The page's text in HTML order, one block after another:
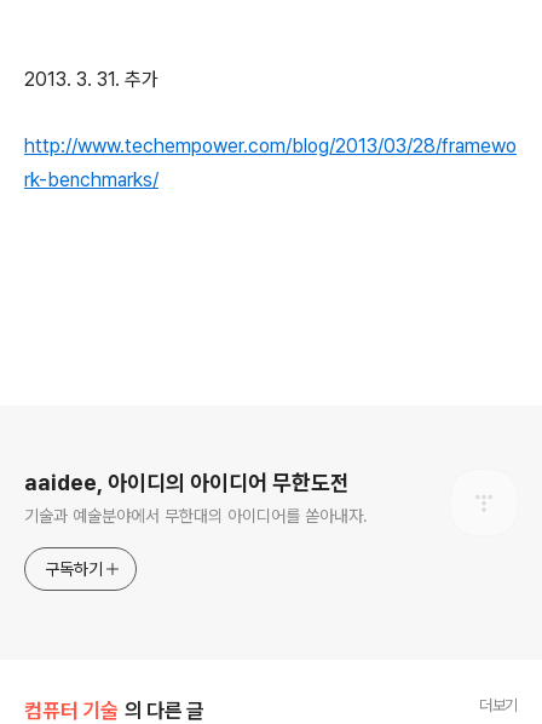
2013. 3. 31. 추가
http://www.techempower.com/blog/2013/03/28/framewo
rk-benchmarks/
aaidee, 아이디의 아이디어 무한도전
기술과 예술분야에서 무한대의 아이디어를 쏟아내자.
구독하기
컴퓨터 기술 의 다른 글 더보기